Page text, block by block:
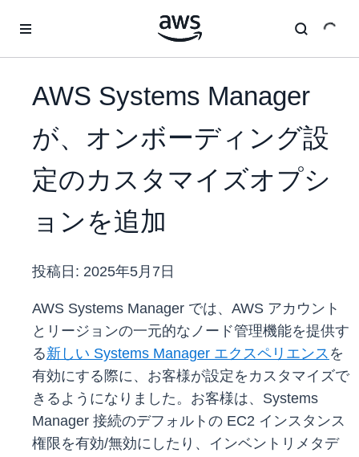
AWS Systems Manager
が、オンボーディング設
定のカスタマイズオプシ
ョンを追加
投稿日: 2025年5月7日
AWS Systems Manager では、AWS アカウント
とリージョンの一元的なノード管理機能を提供す
る新しい Systems Manager エクスペリエンス を
有効にする際に、お客様が設定をカスタマイズで
きるようになりました。お客様は、Systems
Manager 接続のデフォルトの EC2 インスタンス
権限を有効/無効にしたり、インベントリメタデ